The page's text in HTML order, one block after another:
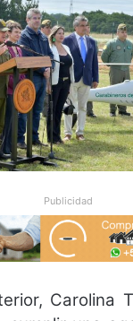
Publicidad
Carolina